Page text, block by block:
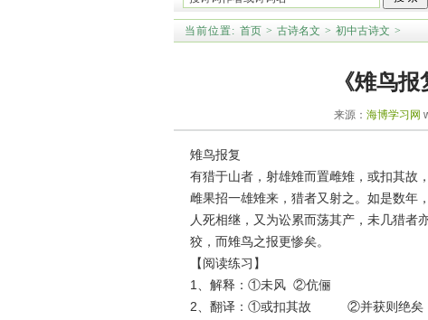
当前位置: 首页 > 古诗名文 > 初中古诗文 >
《雉鸟
来源： 海博学习网
雉鸟报复
有猎于山者，射雄雉而置雌雉，或扣其故
雌果招一雄雉来，猎者又射之。如是数年
人死相继，又为讼累而荡其产，未几猎者
狡，而雉鸟之报更惨矣。
【阅读练习】
1、解释：①未风 ②伉俪
2、翻译：①或扣其故 ②并获则绝